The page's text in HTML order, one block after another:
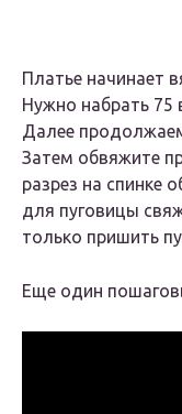
Платье начинает
Нужно набрать 75
Далее
Затем обвяжите
разрез на спинке
для пуговицы
только пришить
Еще один